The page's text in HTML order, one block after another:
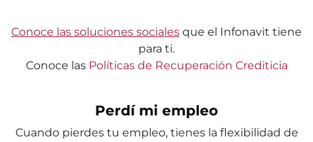
Conoce las soluciones sociales que el Infonavit tiene
para ti.
Conoce las Políticas de Recuperación Crediticia
Perdí mi empleo
Cuando pierdes tu empleo, tienes la flexibilidad de